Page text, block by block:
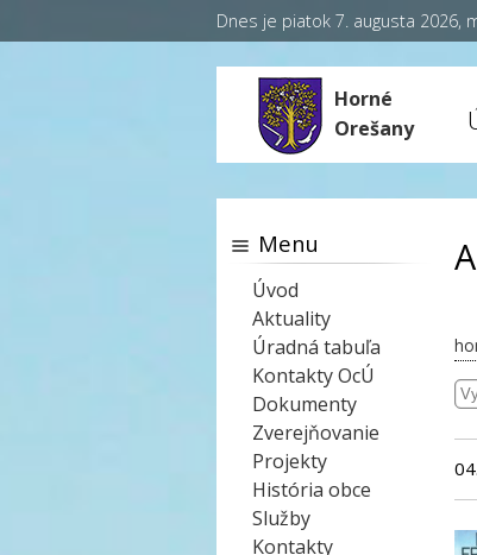
Dnes je piatok 7. augusta 2026,
Horné
Orešany
Menu
Úvod
Aktuality
Úradná tabuľa
Kontakty OcÚ
Dokumenty
Zverejňovanie
Projekty
História obce
Služby
Kontakty